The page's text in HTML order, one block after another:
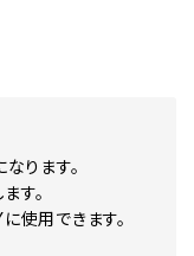
ります。
す。
使用できます。